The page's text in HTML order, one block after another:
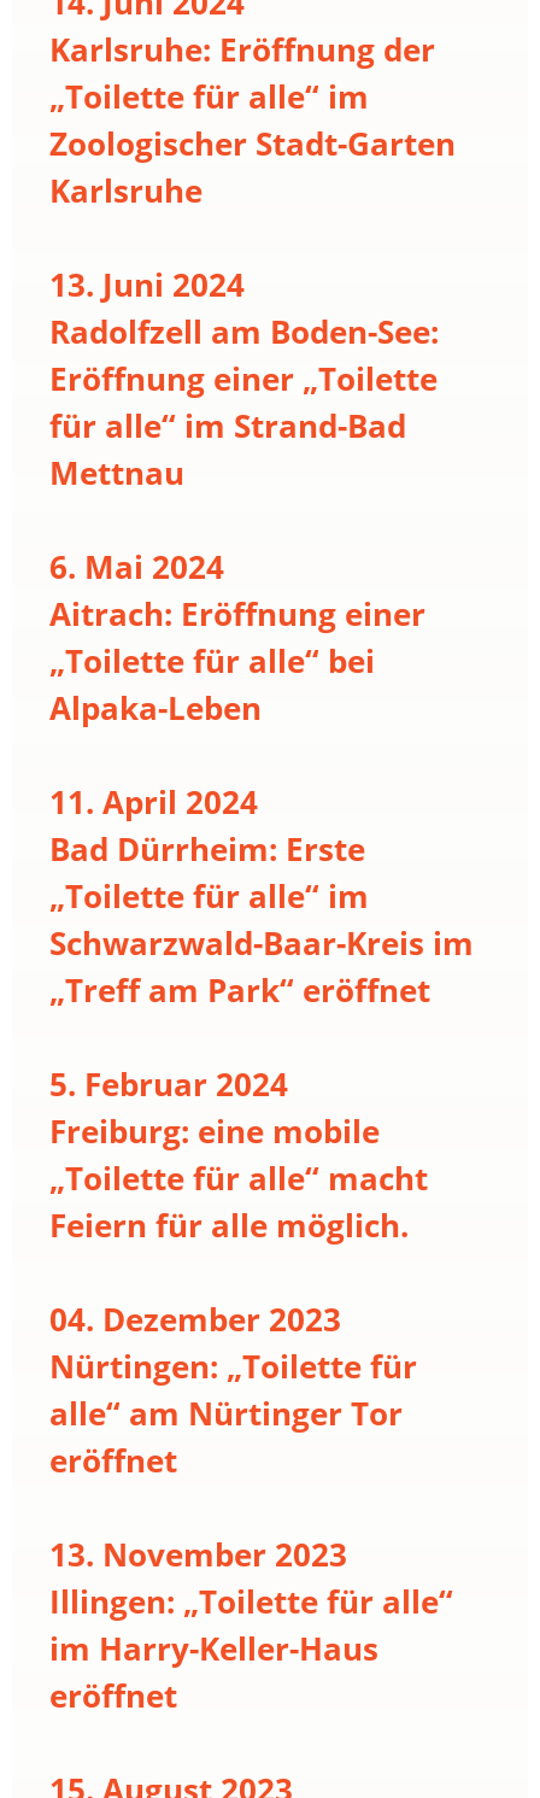
Karlsruhe: Eröffnung der
„Toilette für alle“ im
Zoologischer Stadt-Garten
Karlsruhe
13. Juni 2024
Radolfzell am Boden-See:
Eröffnung einer „Toilette
für alle“ im Strand-Bad
Mettnau
6. Mai 2024
Aitrach: Eröffnung einer
„Toilette für alle“ bei
Alpaka-Leben
11. April 2024
Bad Dürrheim: Erste
„Toilette für alle“ im
Schwarzwald-Baar-Kreis im
„Treff am Park“ eröffnet
5. Februar 2024
Freiburg: eine mobile
„Toilette für alle“ macht
Feiern für alle möglich.
04. Dezember 2023
Nürtingen: „Toilette für
alle“ am Nürtinger Tor
eröffnet
13. November 2023
Illingen: „Toilette für alle“
im Harry-Keller-Haus
eröffnet
15. August 2023